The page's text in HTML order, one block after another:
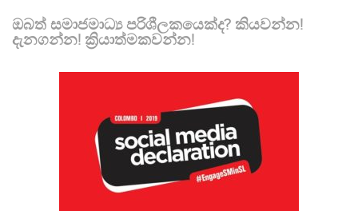
ඔබත් සමාජමාධ්‍ය පරිශීලකයෙක්ද? කියවන්න!
දැනගන්න! ක්‍රියාත්මකවන්න!